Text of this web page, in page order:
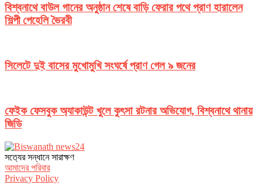
বিশ্বনাথে বাউল গানের অনুষ্ঠান শেষে বাড়ি ফেরার পথে প্রাণ হারালেন
শিল্পী পেহেলি ভৈরবী
সিলেটে দুই বাসের মুখোমুখি সংঘর্ষে প্রাণ গেল ৯ জনের
ফেইক ফেসবুক অ্যাকাউন্ট খুলে কুৎসা রটনার অভিযোগ, বিশ্বনাথে থানায়
জিডি
সত‌্যের সন্ধানে সারাক্ষণ
আমাদের পরিবার
Privacy Policy